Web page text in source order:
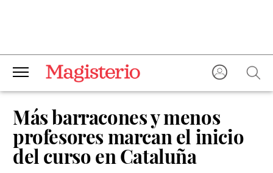
Más barracones y menos
profesores marcan el inicio
del curso en Cataluña